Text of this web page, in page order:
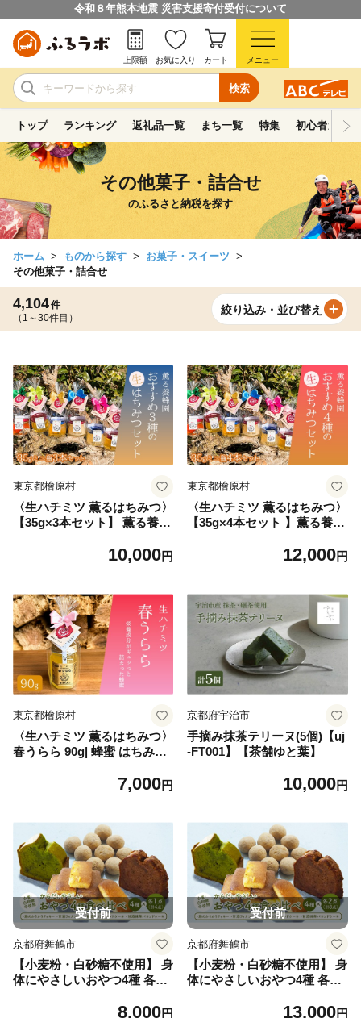
令和８年熊本地震 災害支援寄付受付について
検索
上限額 お気に入り カート メニュー
トップ ランキング 返礼品一覧 まち一覧 特集 初心者ガイド
その他菓子・詰合せ
のふるさと納税を探す
ホーム ものから探す
お菓子・スイーツ
その他菓子・詰合せ
4,104件
（1～30件目）
絞り込み・並び替え
東京都檜原村
〈生ハチミツ 薫るはちみつ〉
【35g×3本セット】 薫る養蜂
セット| 蜂蜜 はちみつ ハチミ
10,000円
東京都檜原村
〈生ハチミツ 薫るはちみつ〉
【35g×4本セット 】薫る養蜂
セット| 蜂蜜 はちみつ ハチミ
12,000円
東京都檜原村
〈生ハチミツ 薫るはちみつ〉
春うらら 90g| 蜂蜜 はちみつ
7,000円
京都府宇治市
手摘み抹茶テリーヌ(5個)【uj
-FT001】【茶舗ゆと葉】
10,000円
受付前
京都府舞鶴市
【小麦粉・白砂糖不使用】 身
体にやさしいおやつ4種 各1
ー 甘酒フィナンシェ 甘酒コ
8,000円
受付前
京都府舞鶴市
【小麦粉・白砂糖不使用】 身
体にやさしいおやつ4種 各2
ー 甘酒フィナンシェ 甘酒コ
13,000円